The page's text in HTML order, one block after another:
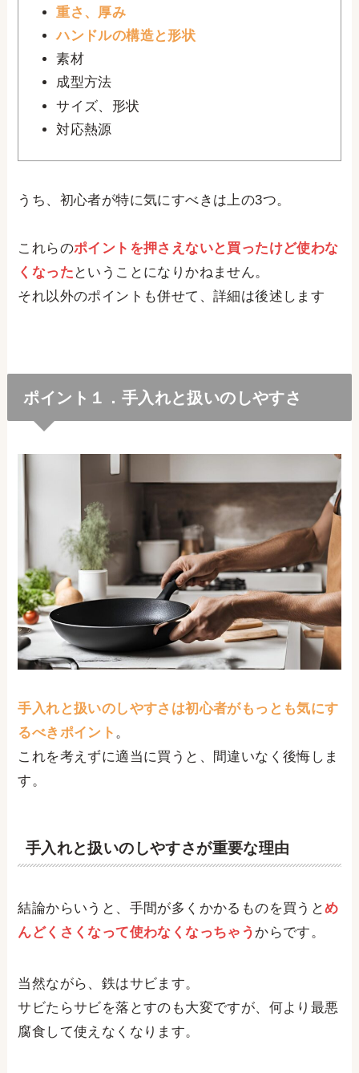
重さ、厚み
ハンドルの構造と形状
素材
成型方法
サイズ、形状
対応熱源
うち、初心者が特に気にすべきは上の3つ。
これらのポイントを押さえないと買ったけど使わな
くなった ということになりかねません。
それ以外のポイントも併せて、詳細は後述します
ポイント１．手入れと扱いのしやすさ
手入れと扱いのしやすさは初心者がもっとも気にす
るべきポイント 。
これを考えずに適当に買うと、間違いなく後悔しま
す。
手入れと扱いのしやすさが重要な理由
結論からいうと、手間が多くかかるものを買うとめ
んどくさくなって使わなくなっちゃう からです。
当然ながら、鉄はサビます。
サビたらサビを落とすのも大変ですが、何より最悪
腐食して使えなくなります。